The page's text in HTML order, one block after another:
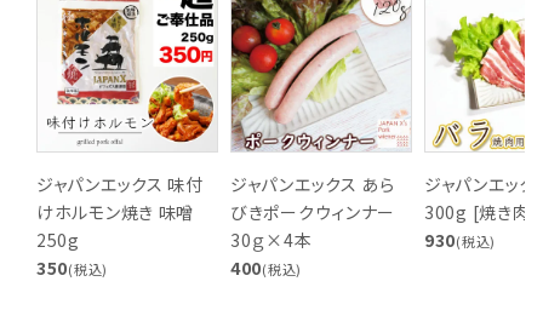
ジャパンエックス 味付
けホルモン焼き 味噌
250g
350(税込)
ジャパンエックス あら
びきポークウィンナー
30ｇ×4本
400(税込)
ジャパンエック
300g [焼き肉
930(税込)